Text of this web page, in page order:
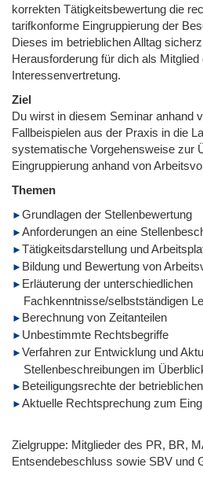
korrekten Tätigkeitsbewertung die
tarifkonforme Eingruppierung der
Dieses im betrieblichen Alltag
Herausforderung für dich als
Interessenvertretung.
Ziel
Du wirst in diesem Seminar anhand
Fallbeispielen aus der Praxis in die
systematische Vorgehensweise zur
Eingruppierung anhand von
Themen
Grundlagen der Stellenbewertung
Anforderungen an eine
Tätigkeitsdarstellung und
Bildung und Bewertung von
Erläuterung der unterschiedlichen
Fachkenntnisse/selbstständigen
Berechnung von Zeitanteilen
Unbestimmte Rechtsbegriffe
Verfahren zur Entwicklung und
Stellenbeschreibungen im
Beteiligungsrechte der
Aktuelle Rechtsprechung zum
Zielgruppe: Mitglieder des PR, BR,
Entsendebeschluss sowie SBV und